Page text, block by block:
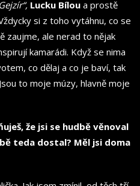
Lucku Bílou a prostě
si z toho vytáhnu, co se
zaujme, ale nerad to nějak
kamarádi. Když se nima
co dělaj a co je baví, tak
to moje múzy, hlavně moje
že jsi se hudbě věnoval
teda dostal? Měl jsi doma